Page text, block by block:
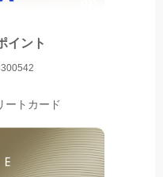
イント
ートカード